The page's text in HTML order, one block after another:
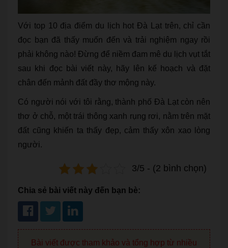
Với top 10 địa điểm du lịch hot Đà Lạt trên, chỉ cần
đọc bạn đã thấy muốn đến và trải nghiệm ngay rồi
phải không nào! Đừng để niềm đam mê du lịch vụt tắt
sau khi đọc bài viết này, hãy lên kế hoạch và đặt
chân đến mảnh đất đầy thơ mộng này.
Có người nói với tôi rằng, thành phố Đà Lạt còn nên
thơ ở chỗ, một trái thông xanh rụng rơi, nằm trên mặt
đất cũng khiến ta thấy đẹp, cảm thấy xôn xao lòng
người.
3/5 - (2 bình chọn)
Chia sẻ bài viết này đến bạn bè:
Bài viết được tham khảo và tổng hợp từ nhiều